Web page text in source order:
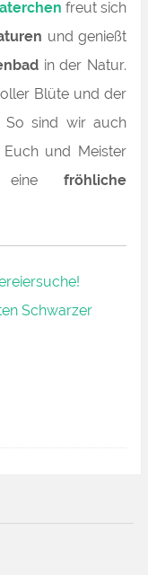
freut sich
und genießt
in der Natur.
Blüte und der
So sind wir auch
Euch und Meister
fröhliche